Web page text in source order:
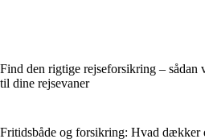
Find den rigtige rejseforsikring –
til dine rejsevaner
Fritidsbåde og forsikring: Hvad dækker